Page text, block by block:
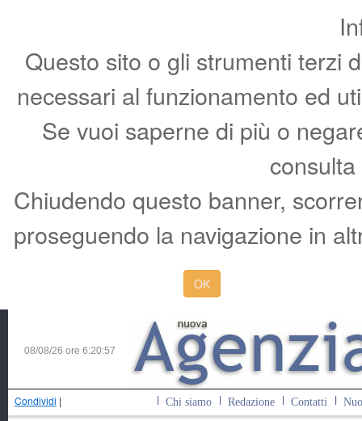
Questo sito o gli strumenti terzi
necessari al funzionamento ed
Se vuoi saperne di più o
Chiudendo questo banner,
proseguendo la navigazione in
OK
08/08/26 ore 6:20:58
Condividi | Chi siamo Redazione Contatti